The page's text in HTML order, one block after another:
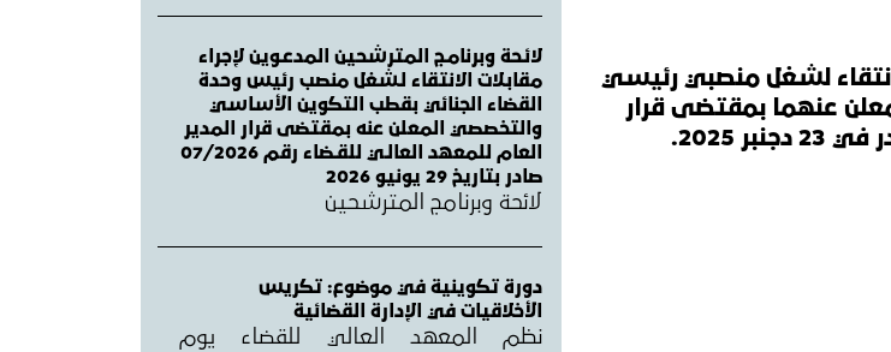
لشغل منصبي رئيسي
عنهما بمقتضى قرار
لائـحة وبرنامـج المترشحين المدعـوين لإجراء
مقابـلات الانتقاء لـشغل منصب رئيس وحدة
القضاء الجنائي بقطب التكوين الأساسي
والتخصصي المعلن عنه بمقتضى قرار المدير
العام للمعهد العالـي للقـضاء رقم 07/2026
صادر بتاريخ 29 يونيو 2026
لائحة وبرنامج المترشحين
دورة تكوينية في موضوع: تكريس
الأخلاقيات في الإدارة القضائية
نظم المعهد العالي للقضاء يوم